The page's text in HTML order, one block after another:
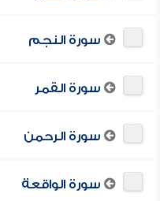
سورة النجم
سورة القمر
سورة الرحمن
سورة الواقعة